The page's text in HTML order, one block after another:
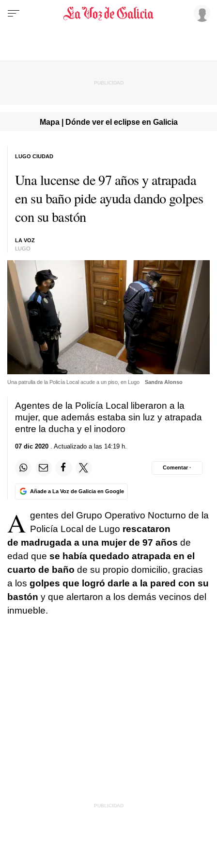
Mapa | Dónde ver el eclipse en Galicia
Una lucense de 97 años y atrapada
en su baño pide ayuda dando golpes
con su bastón
LA VOZ
LUGO
LUGO CIUDAD
Una patrulla de la Policía Local acude a un piso, en Lugo Sandra Alonso
Agentes de la Policía Local liberaron a la
mujer, que además estaba sin luz y atrapada
entre la ducha y el inodoro
07 dic 2020 . Actualizado a las 14:19 h.
Añade a La Voz de Galicia en Google
Comentar ·
A gentes del Grupo Operativo Nocturno de la
Policía Local de Lugo rescataron
de madrugada a una mujer de 97 años de
edad que se había quedado atrapada en el
cuarto de baño de su propio domicilio, gracias
a los golpes que logró darle a la pared con su
bastón y que alertaron a los demás vecinos del
inmueble.